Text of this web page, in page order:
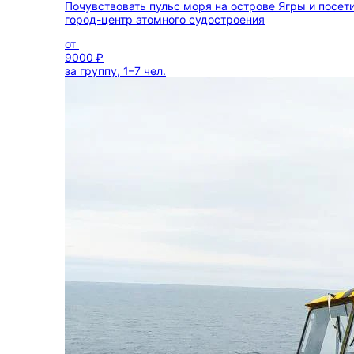
Почувствовать пульс моря на острове Ягры и
город-центр атомного судостроения
от
9000 ₽
за группу, 1–7 чел.